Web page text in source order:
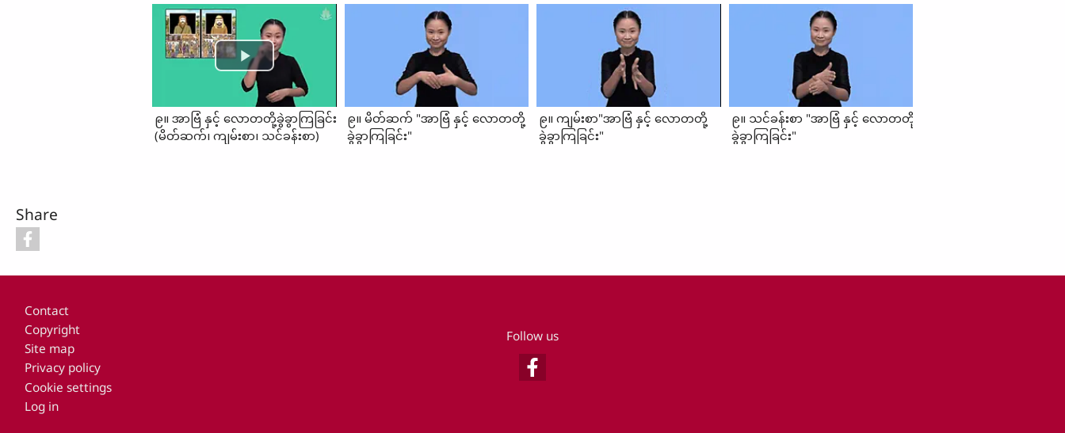
၉။ အာဗြံ နှင့် လောတတို့ခွဲခွာကြခြင်း
(မိတ်ဆက်၊ ကျမ်းစာ၊ သင်ခန်းစာ)
၉။ မိတ်ဆက် "အာဗြံ နှင့် လောတတို့
ခွဲခွာကြခြင်း"
၉။ ကျမ်းစာ"အာဗြံ နှင့် လောတတို့
ခွဲခွာကြခြင်း"
၉။ သင်ခန်းစာ "အာဗြံ နှင့် လောတတို့
ခွဲခွာကြခြင်း"
Share
Footer
Contact
Copyright
Site map
Privacy policy
Cookie settings
Log in
Follow us